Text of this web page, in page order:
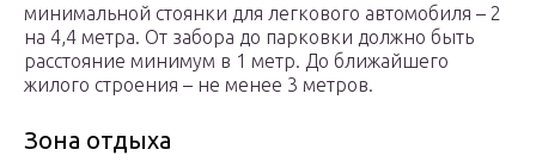
минимальной стоянки для легкового автомобиля – 2
на 4,4 метра. От забора до парковки должно быть
расстояние минимум в 1 метр. До ближайшего
жилого строения – не менее 3 метров.
Зона отдыха